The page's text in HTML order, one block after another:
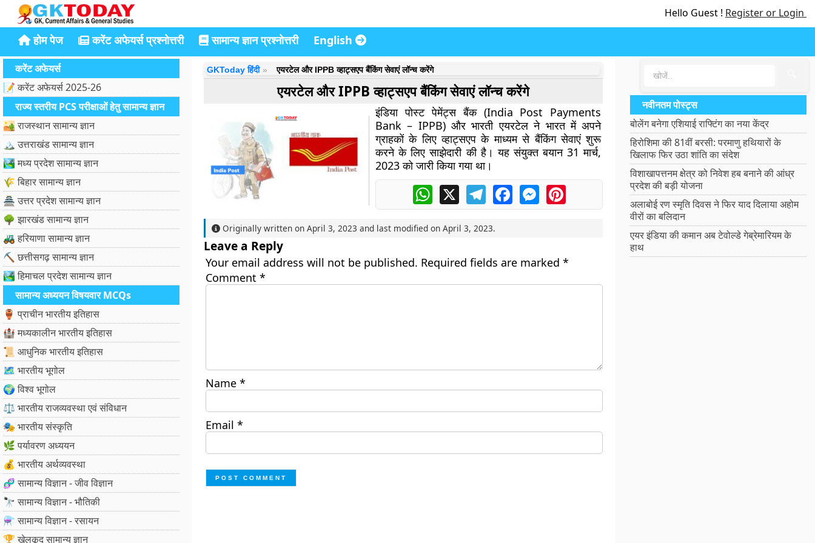
Hello Guest ! Register or Login
होम पेज करेंट अफेयर्स प्रश्नोत्तरी सामान्य ज्ञान प्रश्नोत्तरी English
करेंट अफेयर्स
📝 करेंट अफेयर्स 2025-26
राज्य स्तरीय PCS परीक्षाओं हेतु सामान्य ज्ञान
🏜️ राजस्थान सामान्य ज्ञान
🏔️ उत्तराखंड सामान्य ज्ञान
🏞️ मध्य प्रदेश सामान्य ज्ञान
🌾 बिहार सामान्य ज्ञान
🏯 उत्तर प्रदेश सामान्य ज्ञान
🌳 झारखंड सामान्य ज्ञान
🚜 हरियाणा सामान्य ज्ञान
⛏️ छत्तीसगढ़ सामान्य ज्ञान
🏞️ हिमाचल प्रदेश सामान्य ज्ञान
सामान्य अध्ययन विषयवार MCQs
🏺 प्राचीन भारतीय इतिहास
🏰 मध्यकालीन भारतीय इतिहास
📜 आधुनिक भारतीय इतिहास
🗺️ भारतीय भूगोल
🌍 विश्व भूगोल
⚖️ भारतीय राजव्यवस्था एवं संविधान
🎭 भारतीय संस्कृति
🌿 पर्यावरण अध्ययन
💰 भारतीय अर्थव्यवस्था
🧬 सामान्य विज्ञान - जीव विज्ञान
🔭 सामान्य विज्ञान - भौतिकी
⚗️ सामान्य विज्ञान - रसायन
🏆 खेलकूद सामान्य ज्ञान
GKToday हिंदी एयरटेल और IPPB व्हाट्सएप बैंकिंग सेवाएं लॉन्च करेंगे
एयरटेल और IPPB व्हाट्सएप बैंकिंग सेवाएं लॉन्च करेंगे
इंडिया पोस्ट पेमेंट्स बैंक (India Post Payments
Bank – IPPB) और भारती एयरटेल ने भारत में अपने
ग्राहकों के लिए व्हाट्सएप के माध्यम से बैंकिंग सेवाएं शुरू
करने के लिए साझेदारी की है। यह संयुक्त बयान 31 मार्च,
2023 को जारी किया गया था।
WhatsApp
X TelegramFacebookMessengerPinterest
Originally written on April 3, 2023 and last modified on April 3, 2023.
Leave a Reply
Your email address will not be published. Required fields are marked *
Comment *
Name *
Email *
नवीनतम पोस्ट्स
बोलेंग बनेगा एशियाई राफ्टिंग का नया केंद्र
हिरोशिमा की 81वीं बरसी: परमाणु हथियारों के
खिलाफ फिर उठा शांति का संदेश
विशाखापत्तनम क्षेत्र को निवेश हब बनाने की आंध्र
प्रदेश की बड़ी योजना
अलाबोई रण स्मृति दिवस ने फिर याद दिलाया अहोम
वीरों का बलिदान
एयर इंडिया की कमान अब टेवोल्डे गेब्रेमारियम के
हाथ